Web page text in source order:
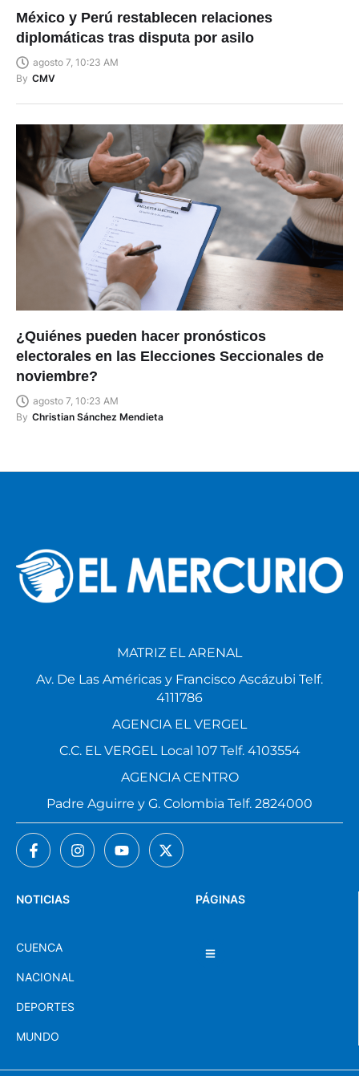
México y Perú restablecen relaciones
diplomáticas tras disputa por asilo
agosto 7, 10:23 AM
By CMV
¿Quiénes pueden hacer pronósticos
electorales en las Elecciones Seccionales de
noviembre?
agosto 7, 10:23 AM
By Christian Sánchez Mendieta
PÁGINAS
NOTICIAS
CUENCA
NACIONAL
DEPORTES
MUNDO
MATRIZ EL ARENAL
Av. De Las Américas y Francisco Ascázubi Telf.
4111786
AGENCIA EL VERGEL
C.C. EL VERGEL Local 107 Telf. 4103554
AGENCIA CENTRO
Padre Aguirre y G. Colombia Telf. 2824000